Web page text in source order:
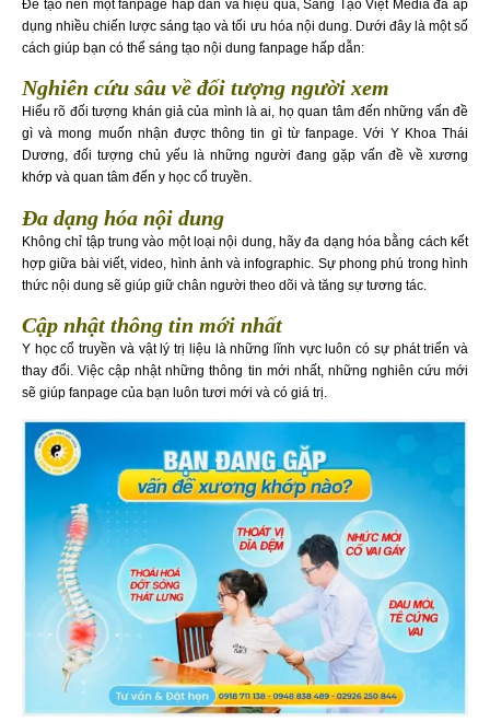
Để tạo nên một fanpage hấp dẫn và hiệu quả, Sáng Tạo Việt Media đã áp
dụng nhiều chiến lược sáng tạo và tối ưu hóa nội dung. Dưới đây là một số
cách giúp bạn có thể sáng tạo nội dung fanpage hấp dẫn:
Nghiên cứu sâu về đối tượng người xem
Hiểu rõ đối tượng khán giả của mình là ai, họ quan tâm đến những vấn đề
gì và mong muốn nhận được thông tin gì từ fanpage. Với Y Khoa Thái
Dương, đối tượng chủ yếu là những người đang gặp vấn đề về xương
khớp và quan tâm đến y học cổ truyền.
Đa dạng hóa nội dung
Không chỉ tập trung vào một loại nội dung, hãy đa dạng hóa bằng cách kết
hợp giữa bài viết, video, hình ảnh và infographic. Sự phong phú trong hình
thức nội dung sẽ giúp giữ chân người theo dõi và tăng sự tương tác.
Cập nhật thông tin mới nhất
Y học cổ truyền và vật lý trị liệu là những lĩnh vực luôn có sự phát triển và
thay đổi. Việc cập nhật những thông tin mới nhất, những nghiên cứu mới
sẽ giúp fanpage của bạn luôn tươi mới và có giá trị.